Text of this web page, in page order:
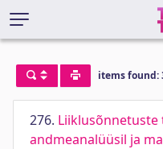
items found:
276.
andmeanalüüsil ja